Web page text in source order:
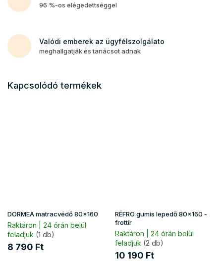
96 %-os elégedettséggel
Valódi emberek az ügyfélszolgálato
meghallgatják és tanácsot adnak
Kapcsolódó termékek
DORMEA matracvédő 80x160
Raktáron | 24 órán belül
feladjuk (1 db)
8 790 Ft
RÉFRO gumis lepedő 80x160 -
frottír
Raktáron | 24 órán belül
feladjuk (2 db)
10 190 Ft